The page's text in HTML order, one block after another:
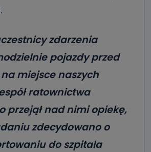
zdarzenia
pojazdy przed
miejsce naszych
ratownictwa
przejął nad nimi opiekę,
zdecydowano o
do szpitala